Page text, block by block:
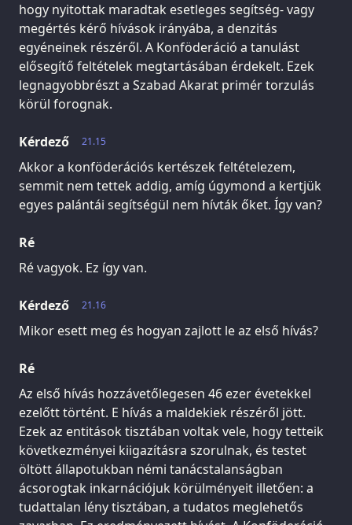
hogy nyitottak maradtak esetleges segítség- vagy
megértés kérő hívások irányába, a denzitás
egyéneinek részéről. A Konföderáció a tanulást
elősegítő feltételek megtartásában érdekelt. Ezek
legnagyobbrészt a Szabad Akarat primér torzulás
körül forognak.
21.15
Kérdező
Akkor a konföderációs kertészek feltételezem,
semmit nem tettek addig, amíg úgymond a kertjük
egyes palántái segítségül nem hívták őket. Így van?
Ré
Ré vagyok. Ez így van.
21.16
Kérdező
Mikor esett meg és hogyan zajlott le az első hívás?
Ré
Az első hívás hozzávetőlegesen 46 ezer évetekkel
ezelőtt történt. E hívás a maldekiek részéről jött.
Ezek az entitások tisztában voltak vele, hogy tetteik
következményei kiigazításra szorulnak, és testet
öltött állapotukban némi tanácstalanságban
ácsorogtak inkarnációjuk körülményeit illetően: a
tudattalan lény tisztában, a tudatos meglehetős